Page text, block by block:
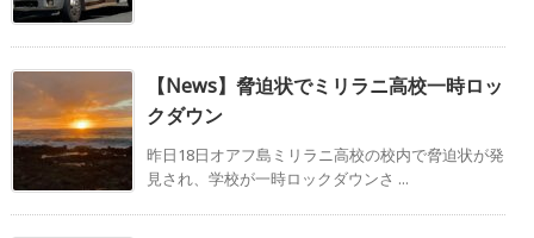
【News】脅迫状でミリラニ高校一時ロッ
クダウン
昨日18日オアフ島ミリラニ高校の校内で脅迫状が発
見され、学校が一時ロックダウンさ ...